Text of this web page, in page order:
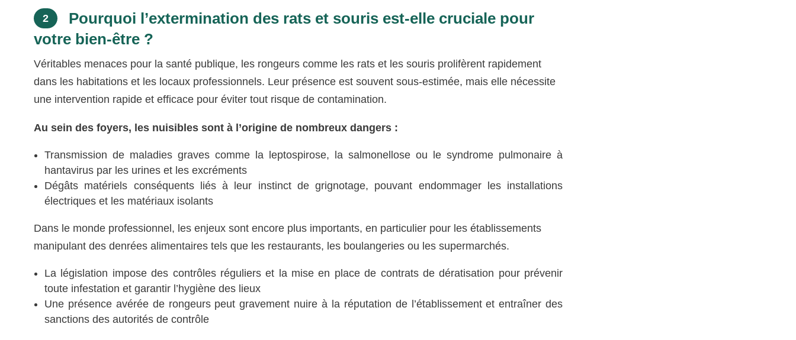
2
Pourquoi l’extermination des rats et souris est-elle cruciale pour
votre bien-être ?
Véritables menaces pour la santé publique, les rongeurs comme les rats et les souris prolifèrent rapidement
dans les habitations et les locaux professionnels. Leur présence est souvent sous-estimée, mais elle nécessite
une intervention rapide et efficace pour éviter tout risque de contamination.
Au sein des foyers, les nuisibles sont à l’origine de nombreux dangers :
Transmission de maladies graves comme la leptospirose, la salmonellose ou le syndrome pulmonaire à
hantavirus par les urines et les excréments
Dégâts matériels conséquents liés à leur instinct de grignotage, pouvant endommager les installations
électriques et les matériaux isolants
Dans le monde professionnel, les enjeux sont encore plus importants, en particulier pour les établissements
manipulant des denrées alimentaires tels que les restaurants, les boulangeries ou les supermarchés.
La législation impose des contrôles réguliers et la mise en place de contrats de dératisation pour prévenir
toute infestation et garantir l’hygiène des lieux
Une présence avérée de rongeurs peut gravement nuire à la réputation de l’établissement et entraîner des
sanctions des autorités de contrôle